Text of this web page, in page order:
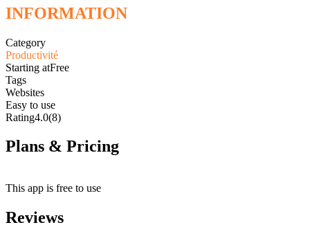
INFORMATION
Category
Productivité
Starting atFree
Tags
Websites
Easy to use
Rating4.0(8)
Plans & Pricing
This app is free to use
Reviews